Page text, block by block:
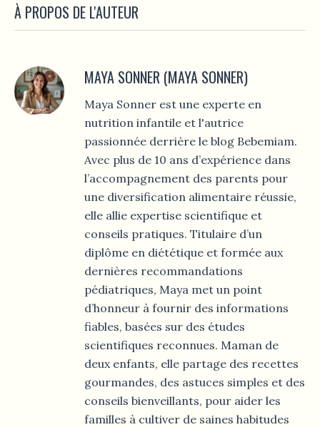
À PROPOS DE L'AUTEUR
MAYA SONNER (MAYA SONNER)
Maya Sonner est une experte en
nutrition infantile et l'autrice
passionnée derrière le blog Bebemiam.
Avec plus de 10 ans d’expérience dans
l’accompagnement des parents pour
une diversification alimentaire réussie,
elle allie expertise scientifique et
conseils pratiques. Titulaire d’un
diplôme en diététique et formée aux
dernières recommandations
pédiatriques, Maya met un point
d’honneur à fournir des informations
fiables, basées sur des études
scientifiques reconnues. Maman de
deux enfants, elle partage des recettes
gourmandes, des astuces simples et des
conseils bienveillants, pour aider les
familles à cultiver de saines habitudes